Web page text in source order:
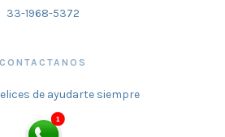
33-1968-5372
CONTACTANOS
de ayudarte siempre